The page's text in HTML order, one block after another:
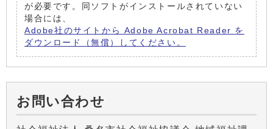
が必要です。同ソフトがインストールされていない
場合には、
Adobe社のサイトから Adobe Acrobat Reader を
ダウンロード（無償）してください。
お問い合わせ